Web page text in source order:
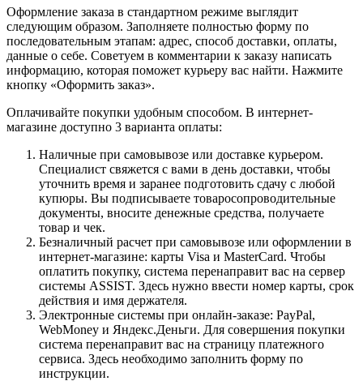
Оформление заказа в стандартном режиме выглядит
следующим образом. Заполняете полностью форму по
последовательным этапам: адрес, способ доставки, оплаты,
данные о себе. Советуем в комментарии к заказу написать
информацию, которая поможет курьеру вас найти. Нажмите
кнопку «Оформить заказ».
Оплачивайте покупки удобным способом. В интернет-
магазине доступно 3 варианта оплаты:
Наличные при самовывозе или доставке курьером.
Специалист свяжется с вами в день доставки, чтобы
уточнить время и заранее подготовить сдачу с любой
купюры. Вы подписываете товаросопроводительные
документы, вносите денежные средства, получаете
товар и чек.
Безналичный расчет при самовывозе или оформлении в
интернет-магазине: карты Visa и MasterCard. Чтобы
оплатить покупку, система перенаправит вас на сервер
системы ASSIST. Здесь нужно ввести номер карты, срок
действия и имя держателя.
Электронные системы при онлайн-заказе: PayPal,
WebMoney и Яндекс.Деньги. Для совершения покупки
система перенаправит вас на страницу платежного
сервиса. Здесь необходимо заполнить форму по
инструкции.